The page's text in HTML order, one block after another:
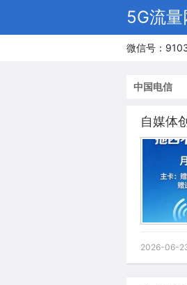
5G流量
微信号：
中国电信
自媒体
2026-06-